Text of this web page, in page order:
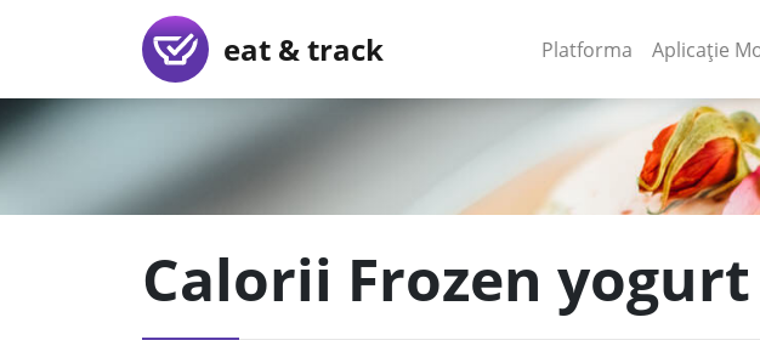
eat & track Platforma (current)
Aplicație
Calorii Frozen